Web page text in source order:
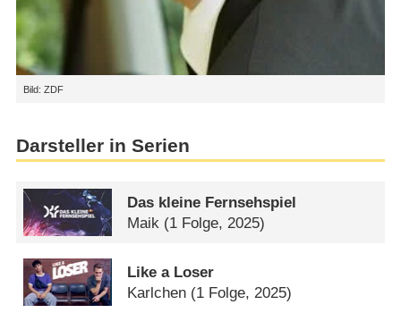
Bild: ZDF
Darsteller in Serien
Das kleine Fernsehspiel
Maik (1 Folge, 2025)
Like a Loser
Karlchen (1 Folge, 2025)